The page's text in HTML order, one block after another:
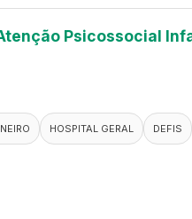
Psicossocial
HOSPITAL GERAL DEFIS